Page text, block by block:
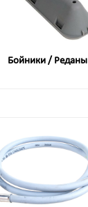
Бойники / Реданы